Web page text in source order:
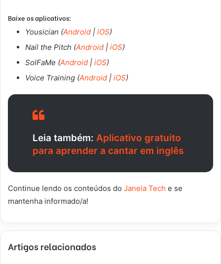
Baixe os aplicativos:
Yousician (Android | iOS)
Nail the Pitch (Android | iOS)
SolFaMe (Android | iOS)
Voice Training (Android | iOS)
Leia também: Aplicativo gratuito
para aprender a cantar em inglês
Continue lendo os conteúdos do Janela Tech e se
mantenha informado/a!
Artigos relacionados